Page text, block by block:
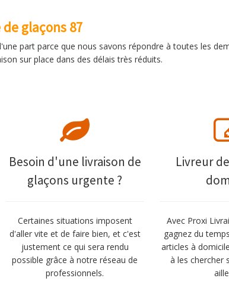
glaçons 87
part parce que nous savons répondre à toutes les
sur place dans des délais très réduits.
Besoin d'une livraison de
glaçons urgente ?
Certaines situations imposent
d'aller vite et de faire bien, et c'est
justement ce qui sera rendu
possible grâce à notre réseau de
professionnels.
Livreur
Avec Proxi
gagnez du
articles à
à les chercher